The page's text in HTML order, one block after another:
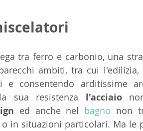
tra ferro e carbonio, una
ambiti, tra cui
e consentendo arditissime
sua resistenza l'acciaio
ed anche nel bagno non
in situazioni particolari. Ma le